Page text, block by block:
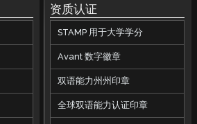
资质认证
STAMP 用于大学学分
Avant 数字徽章
双语能力州州印章
全球双语能力认证印章